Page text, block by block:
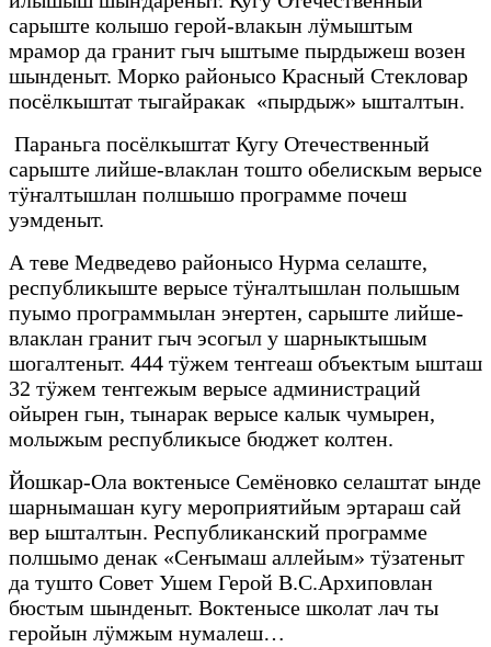
сарыште колышо герой-влакын лӱмыштым
мрамор да гранит гыч ыштыме пырдыжеш возен
шынденыт. Морко районысо Красный Стекловар
посёлкыштат тыгайракак «пырдыж» ышталтын.
Параньга посёлкыштат Кугу Отечественный
сарыште лийше-влаклан тошто обелискым верысе
тӱҥалтышлан полшышо программе почеш
уэмденыт.
А теве Медведево районысо Нурма селаште,
республикыште верысе тӱҥалтышлан полышым
пуымо программылан эҥертен, сарыште лийше-
влаклан гранит гыч эсогыл у шарныктышым
шогалтеныт. 444 тӱжем теҥгеаш объектым ышташ
32 тӱжем теҥгежым верысе администраций
ойырен гын, тынарак верысе калык чумырен,
молыжым республикысе бюджет колтен.
Йошкар-Ола воктенысе Семёновко селаштат ынде
шарнымашан кугу мероприятийым эртараш сай
вер ышталтын. Республиканский программе
полшымо денак «Сеҥымаш аллейым» тӱзатеныт
да тушто Совет Ушем Герой В.С.Архиповлан
бюстым шынденыт. Воктенысе школат лач ты
геройын лӱмжым нумалеш…